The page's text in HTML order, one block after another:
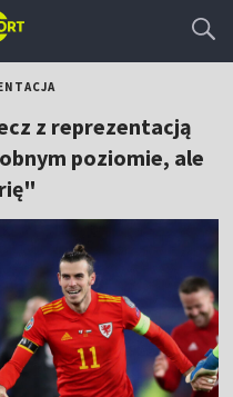
z reprezentacją
poziomie, ale